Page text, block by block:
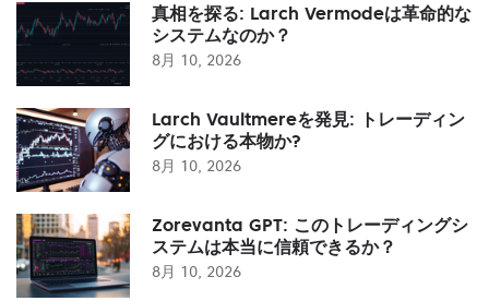
真相を探る: Larch Vermodeは革命的な
システムなのか？
8月 10, 2026
Larch Vaultmereを発見: トレーディン
グにおける本物か?
8月 10, 2026
Zorevanta GPT: このトレーディングシ
ステムは本当に信頼できるか？
8月 10, 2026